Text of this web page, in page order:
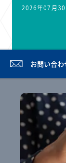
2026年07月30
お問い合わ